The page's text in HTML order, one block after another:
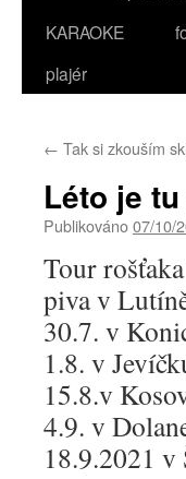
obsahu
webu
KARAOKE
plajér
← Tak si zkouším
Léto je
Publikováno07/10/
Tour
piva v
30.7. v
1.8. v
15.8.v
4.9. v
18.9.2021